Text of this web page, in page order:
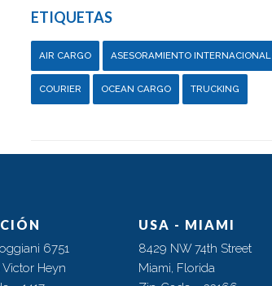
ETIQUETAS
AIR CARGO ASESORAMIENTO INTERNACIONAL
COURIER OCEAN CARGO TRUCKING
6751
Heyn
USA - MIAMI
8429 NW 74th Street
Miami, Florida